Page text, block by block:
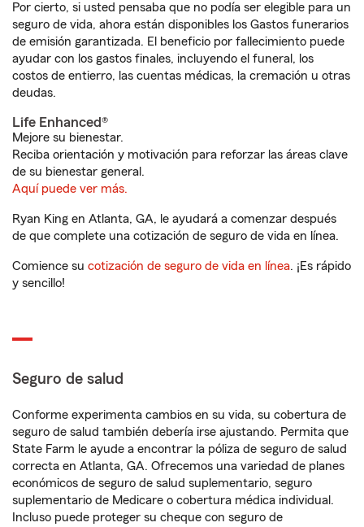
Por cierto, si usted pensaba que no podía ser elegible para un
seguro de vida, ahora están disponibles los Gastos funerarios
de emisión garantizada. El beneficio por fallecimiento puede
ayudar con los gastos finales, incluyendo el funeral, los
costos de entierro, las cuentas médicas, la cremación u otras
deudas.
Life Enhanced®
Mejore su bienestar.
Reciba orientación y motivación para reforzar las áreas clave
de su bienestar general.
Aquí puede ver más.
Ryan King en Atlanta, GA, le ayudará a comenzar después
de que complete una cotización de seguro de vida en línea.
Comience su cotización de seguro de vida en línea. ¡Es rápido
y sencillo!
Seguro de salud
Conforme experimenta cambios en su vida, su cobertura de
seguro de salud también debería irse ajustando. Permita que
State Farm le ayude a encontrar la póliza de seguro de salud
correcta en Atlanta, GA. Ofrecemos una variedad de planes
económicos de seguro de salud suplementario, seguro
suplementario de Medicare o cobertura médica individual.
Incluso puede proteger su cheque con seguro de